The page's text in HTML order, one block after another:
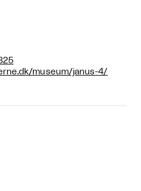
museum/janus-4/